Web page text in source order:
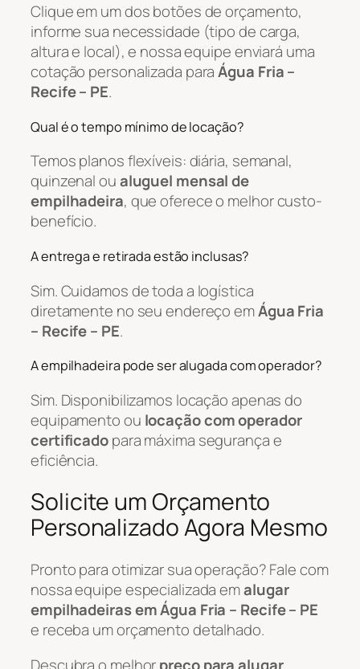
Clique em um dos botões de orçamento,
informe sua necessidade (tipo de carga,
altura e local), e nossa equipe enviará uma
cotação personalizada paraÁgua Fria –
Recife – PE.
Qual é o tempo mínimo de locação?
Temos planos flexíveis: diária, semanal,
quinzenal oualuguel mensal de
empilhadeira, que oferece o melhor custo-
benefício.
A entrega e retirada estão inclusas?
Sim. Cuidamos de toda a logística
diretamente no seu endereço emÁgua Fria
– Recife – PE.
A empilhadeira pode ser alugada com operador?
Sim. Disponibilizamos locação apenas do
equipamento ou locação com operador
certificadopara máxima segurança e
eficiência.
Solicite um Orçamento
Personalizado Agora Mesmo
Pronto para otimizar sua operação? Fale com
nossa equipe especializada emalugar
empilhadeiras em Água Fria – Recife – PE
e receba um orçamento detalhado.
Descubra o melhorpreço para alugar